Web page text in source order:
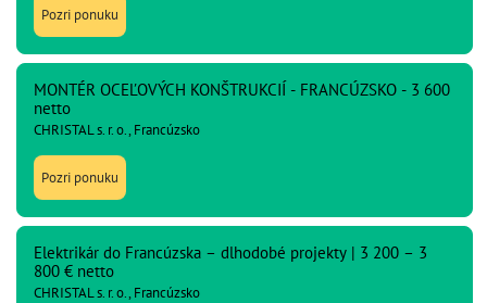
Pozri ponuku
MONTÉR OCEĽOVÝCH KONŠTRUKCIÍ - FRANCÚZSKO - 3 600
netto
CHRISTAL s. r. o., Francúzsko
Pozri ponuku
Elektrikár do Francúzska – dlhodobé projekty | 3 200 – 3
800 € netto
CHRISTAL s. r. o., Francúzsko